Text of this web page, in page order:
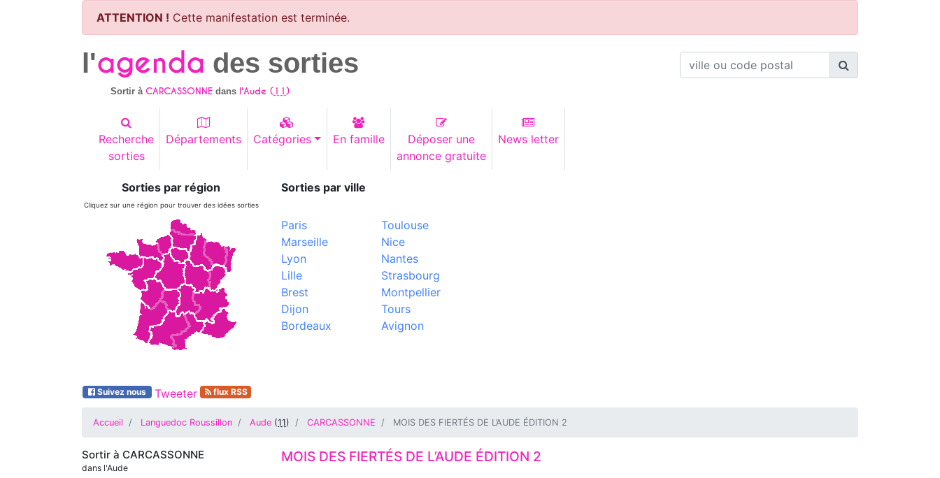
ATTENTION ! Cette manifestation est terminée.
l'agenda des sorties
Sortir àCARCASSONNE dans l'Aude (11)
Recherche
sorties
Départements Catégories En famille
Déposer une
annonce gratuite
News letter
Sorties par région
Cliquez sur une région pour trouver des idées sorties
Sorties par ville
Paris
Marseille
Lyon
Lille
Brest
Dijon
Bordeaux
Toulouse
Nice
Nantes
Strasbourg
Montpellier
Tours
Avignon
Suivez nous Tweeter flux RSS
Accueil Languedoc Roussillon Aude (11) CARCASSONNE MOIS DES FIERTÉS DE L’AUDE ÉDITION 2
Sortir à CARCASSONNE
dans l'Aude
MOIS DES FIERTÉS DE L’AUDE ÉDITION 2